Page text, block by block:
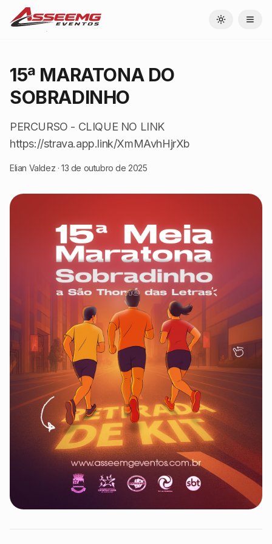
Toggle theme
15ª MARATONA DO
SOBRADINHO
PERCURSO - CLIQUE NO LINK
https://strava.app.link/XmMAvhHjrXb
Elian Valdez ·13 de outubro de 2025